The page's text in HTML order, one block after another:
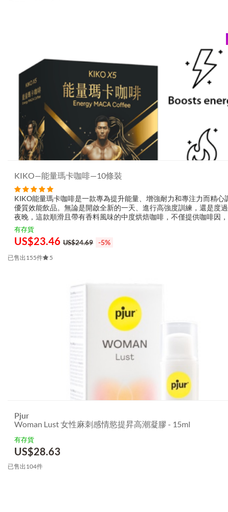
KIKO—能量瑪卡咖啡—10條裝
KIKO能量瑪卡咖啡是一款專為提升能量、增強耐力和專注力而精心
優質效能飲品。無論是開啟全新的一天、進行高強度訓練，還是度
夜晚，這款順滑且帶有香料風味的中度烘焙咖啡，不僅提供咖啡因
給您持久而純淨的能量提升，成為您迎接每個時刻的動力源泉。
資深員工對...
有存貨
US$23.46 US$24.69 -5%
已售出155件 5
Pjur
Woman Lust 女性麻刺感情慾提昇高潮凝膠 - 15ml
有存貨
US$28.63
已售出104件